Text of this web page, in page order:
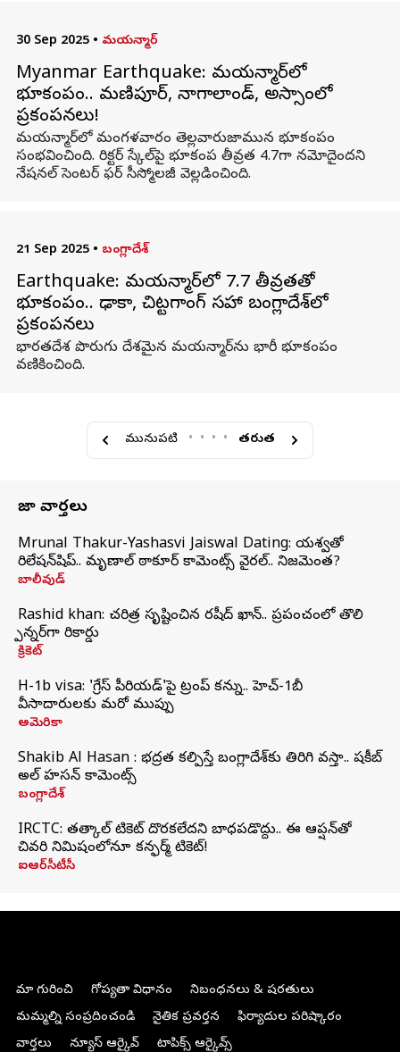
30 Sep 2025 • మయన్మార్
Myanmar Earthquake: మయన్మార్‌లో
భూకంపం.. మణిపూర్, నాగాలాండ్, అస్సాం‌లో
ప్రకంపనలు!
మయన్మార్‌లో మంగళవారం తెల్లవారుజామున భూకంపం
సంభవించింది. రిక్టర్ స్కేల్‌పై భూకంప తీవ్రత 4.7గా నమోదైందని
నేషనల్ సెంటర్ ఫర్ సీస్మోలజీ వెల్లడించింది.
21 Sep 2025 • బంగ్లాదేశ్
Earthquake: మయన్మార్‌లో 7.7 తీవ్రతతో
భూకంపం.. ఢాకా, చిట్టగాంగ్‌ సహా బంగ్లాదేశ్‌లో
ప్రకంపనలు
భారతదేశ పొరుగు దేశమైన మయన్మార్‌ను భారీ భూకంపం
వణికించింది.
మునుపటి • • • • తరువాత
తాజా వార్తలు
Mrunal Thakur-Yashasvi Jaiswal Dating: యశస్వితో
రిలేషన్‌షిప్.. మృణాల్ ఠాకూర్ కామెంట్స్ వైరల్.. నిజమెంత?
బాలీవుడ్
Rashid khan: చరిత్ర సృష్టించిన రషీద్ ఖాన్.. ప్రపంచంలో తొలి
స్పిన్నర్‌గా రికార్డు
క్రికెట్
H-1b visa: 'గ్రేస్‌ పీరియడ్‌'పై ట్రంప్‌ కన్ను.. హెచ్‌-1బీ
వీసాదారులకు మరో ముప్పు
అమెరికా
Shakib Al Hasan : భద్రత కల్పిస్తే బంగ్లాదేశ్‌కు తిరిగి వస్తా.. షకీబ్
అల్ హసన్ కామెంట్స్
బంగ్లాదేశ్
IRCTC: తత్కాల్ టికెట్ దొరకలేదని బాధపడొద్దు.. ఈ ఆప్షన్‌తో
చివరి నిమిషంలోనూ కన్ఫర్మ్ టికెట్!
ఐఆర్‌సీటీసీ
మా గురించి గోప్యతా విధానం
నిబంధనలు & షరతులు
మమ్మల్ని సంప్రదించండి
నైతిక ప్రవర్తన
ఫిర్యాదుల పరిష్కారం
వార్తలు
న్యూస్ ఆర్కైవ్ టాపిక్స్ ఆర్కైవ్స్